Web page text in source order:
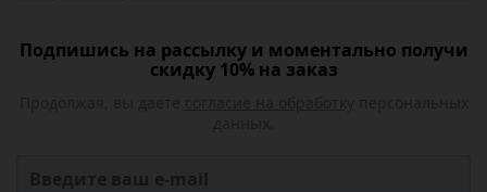
Подпишись на рассылку и моментально получи
скидку 10% на заказ